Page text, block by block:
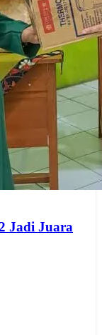
Jadi Juara